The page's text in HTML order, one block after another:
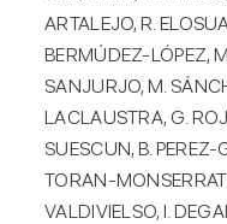
ARTALEJO, R.
BERMÚDEZ-LÓPEZ,
SANJURJO, M.
LACLAUSTRA, G.
SUESCUN, B.
TORAN-
VALDIVIELSO, I.